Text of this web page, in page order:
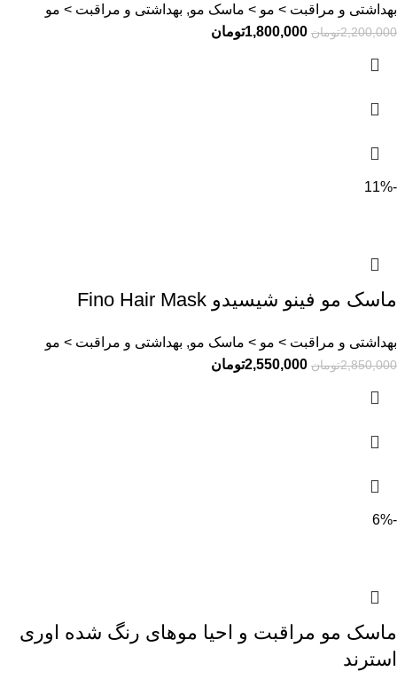
بهداشتی و مراقبت > مو > ماسک مو, بهداشتی و مراقبت > مو
2,200,000تومان 1,800,000تومان
-11%
ماسک مو فینو شیسیدو Fino Hair Mask
بهداشتی و مراقبت > مو > ماسک مو, بهداشتی و مراقبت > مو
2,850,000تومان 2,550,000تومان
-6%
ماسک مو مراقبت و‌ احیا موهای رنگ شده اوری
استرند